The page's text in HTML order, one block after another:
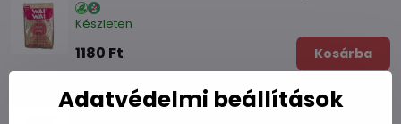
Készleten
1180 Ft Kosárba
Rizstészta 3mm 375g
Adatvédelmi beállítások